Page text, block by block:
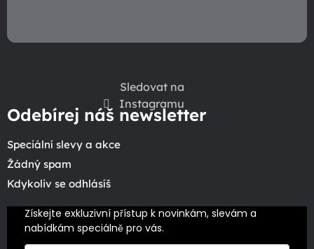
Sledovat na
Instagramu
Odebírej náš newsletter
Speciální slevy a akce
Žádný spam
Kdykoliv se odhlásíš
Získejte exkluzivní přístup k novinkám, slevám a
nabídkám speciálně pro vás.